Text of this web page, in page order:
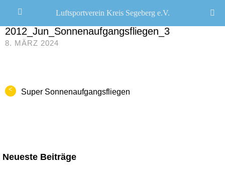
2012_Jun_Sonnenaufgangsfliegen_3
8. MÄRZ 2024
< Super Sonnenaufgangsfliegen
Neueste Beiträge
Luftsportverein Kreis Segeberg e.V.